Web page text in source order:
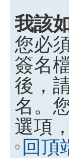
我該
您必
簽名
後，
名。
選項
回頂